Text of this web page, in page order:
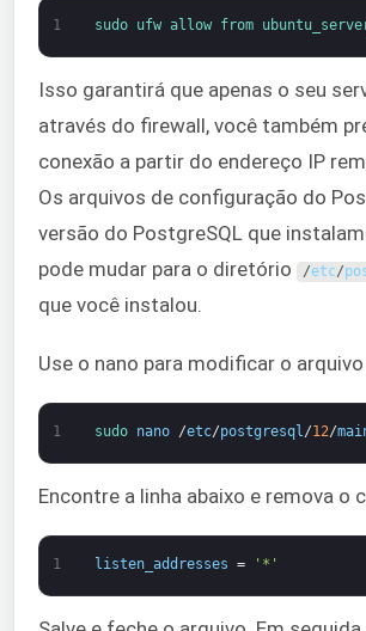
1 sudo ufw allow from
Isso garantirá que apenas o seu
através do firewall, você também
conexão a partir do endereço IP
Os arquivos de configuração do
versão do PostgreSQL que
pode mudar para o diretório
/etc/
que você instalou.
Use o nano para modificar o
1 sudo nano /etc/postgresql/12/
Encontre a linha abaixo e remova
1 listen_addresses = '*'